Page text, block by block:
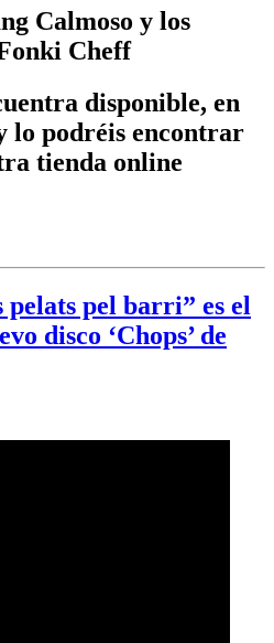
Calmoso y los
Cheff
disponible, en
lo podréis encontrar
tienda online
pelats pel barri” es el
disco ‘Chops’ de